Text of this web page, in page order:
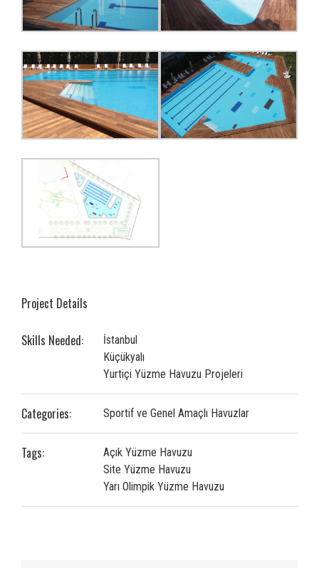
Project Details
Skills Needed:
İstanbul
Küçükyalı
Yurtiçi Yüzme Havuzu Projeleri
Categories: Sportif ve Genel Amaçlı Havuzlar
Tags:
Açık Yüzme Havuzu
Site Yüzme Havuzu
Yarı Olimpik Yüzme Havuzu